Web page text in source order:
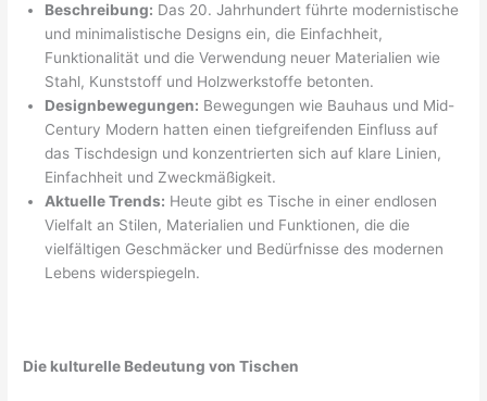
Beschreibung: Das 20. Jahrhundert führte modernistische
und minimalistische Designs ein, die Einfachheit,
Funktionalität und die Verwendung neuer Materialien wie
Stahl, Kunststoff und Holzwerkstoffe betonten.
Designbewegungen: Bewegungen wie Bauhaus und Mid-
Century Modern hatten einen tiefgreifenden Einfluss auf
das Tischdesign und konzentrierten sich auf klare Linien,
Einfachheit und Zweckmäßigkeit.
Aktuelle Trends: Heute gibt es Tische in einer endlosen
Vielfalt an Stilen, Materialien und Funktionen, die die
vielfältigen Geschmäcker und Bedürfnisse des modernen
Lebens widerspiegeln.
Die kulturelle Bedeutung von Tischen